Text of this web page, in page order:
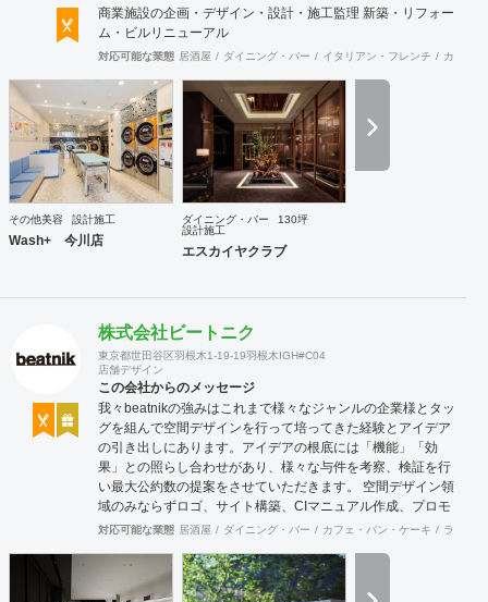
商業施設の企画・デザイン・設計・施工監理 新築・リフォー
ム・ビルリニューアル
対応可能な業態 居酒屋 ダイニング・バー イタリアン・フレンチ カフェ
その他美容 設計施工
Wash+ 今川店
ダイニング・バー
130坪
設計施工
エスカイヤクラブ
株式会社ビートニク
東京都世田谷区羽根木1-19-19羽根木IGH#C04
店舗デザイン
この会社からのメッセージ
我々beatnikの強みはこれまで様々なジャンルの企業様とタッ
グを組んで空間デザインを行って培ってきた経験とアイデア
の引き出しにあります。アイデアの根底には「機能」「効
果」との照らし合わせがあり、様々な与件を考察、検証を行
い最大公約数の提案をさせていただきます。 空間デザイン領
域のみならずロゴ、サイト構築、CIマニュアル作成、プロモ
ーション施策提案等「魅せ方のトータルコーディネート」を
対応可能な業態 居酒屋 ダイニング・バー カフェ・パン・ケーキ ラーメ